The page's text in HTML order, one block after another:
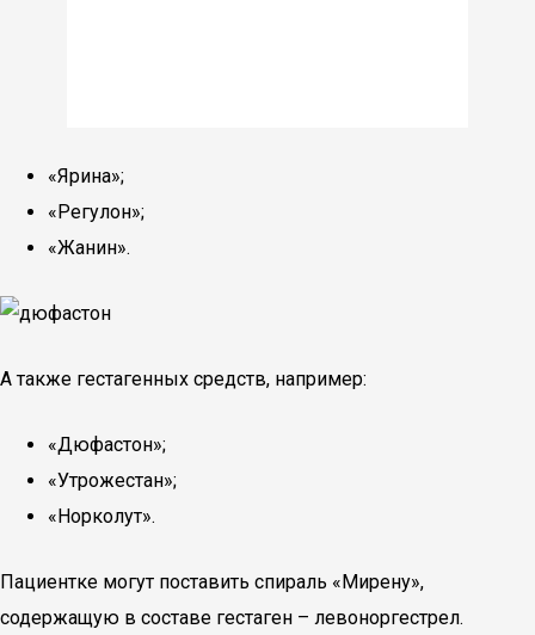
«Ярина»;
«Регулон»;
«Жанин».
А также гестагенных средств, например:
«Дюфастон»;
«Утрожестан»;
«Норколут».
Пациентке могут поставить спираль «Мирену»,
содержащую в составе гестаген – левоноргестрел.